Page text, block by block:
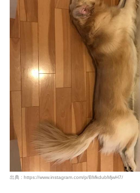
出典 : https://www.instagram.com/p/BMkdubMjwH7/